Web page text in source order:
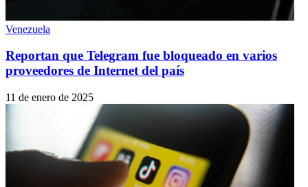
Venezuela
Reportan que Telegram fue bloqueado en varios
proveedores de Internet del país
11 de enero de 2025